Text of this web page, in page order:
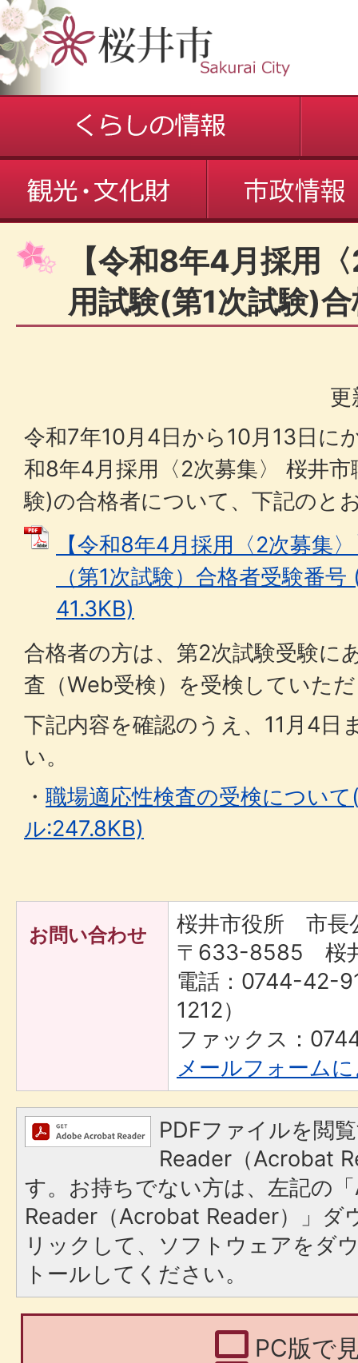
【令和8年4月採用
用試験(第1次試験)
更
令和7年10月4日から10月13日に
和8年4月採用〈2次募集〉 桜井
験)の合格者について、下記のと
【令和8年4月採用〈2次募集
（第1次試験）合格者受験番
41.3KB)
合格者の方は、第2次試験受験に
査（Web受検）を受検していた
下記内容を確認のうえ、11月4日
い。
・ 職場適応性検査の受検につい
ル:247.8KB)
お問い合わせ
桜井市役所 市
〒633-8585 桜
電話：0744-42-
1212）
ファックス：
メールフォーム
PDFファイルを閲
Reader（Acrobat
す。お持ちでない方は、左記の
Reader（Acrobat Reader）」ダ
リックして、ソフトウェアをダ
トールしてください。
PC版で